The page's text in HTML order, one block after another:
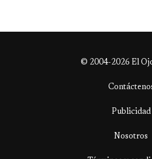
© 2004-2026 El
Publicidad
Nosotros